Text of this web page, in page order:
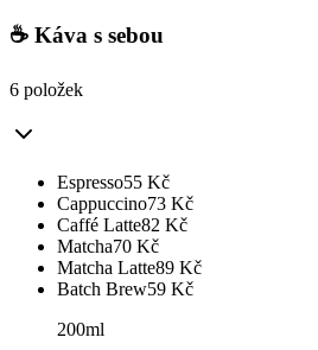
☕ Káva s sebou
6 položek
Espresso55 Kč
Cappuccino73 Kč
Caffé Latte82 Kč
Matcha70 Kč
Matcha Latte89 Kč
Batch Brew59 Kč
200ml